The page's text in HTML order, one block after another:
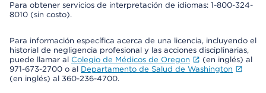
Para obtener servicios de interpretación de idiomas: 1-800-324-
8010 (sin costo).
Para información específica acerca de una licencia, incluyendo el
historial de negligencia profesional y las acciones disciplinarias,
puede llamar al Colegio de Médicos de Oregon
(en inglés) al
971-673-2700 o al Departamento de Salud de Washington
(en inglés) al 360-236-4700.